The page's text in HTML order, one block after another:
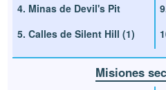
4. Minas de Devil's Pit
5. Calles de Silent Hill (1)
Misiones